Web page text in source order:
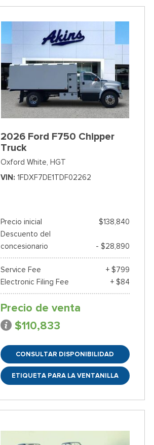
2026 Ford F750 Chipper
Truck
Oxford White, HGT
VIN
1FDXF7DE1TDF02262
Precio inicial
$138,840
Descuento del
concesionario
- $28,890
Service Fee
+ $799
Electronic Filing Fee
+ $84
Precio de venta
$110,833
CONSULTAR DISPONIBILIDAD
ETIQUETA PARA LA VENTANILLA